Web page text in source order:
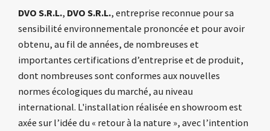
DVO S.R.L., DVO S.R.L., entreprise reconnue pour sa
sensibilité environnementale prononcée et pour avoir
obtenu, au fil de années, de nombreuses et
importantes certifications d’entreprise et de produit,
dont nombreuses sont conformes aux nouvelles
normes écologiques du marché, au niveau
international. L'installation réalisée en showroom est
axée sur l’idée du « retour à la nature », avec l’intention